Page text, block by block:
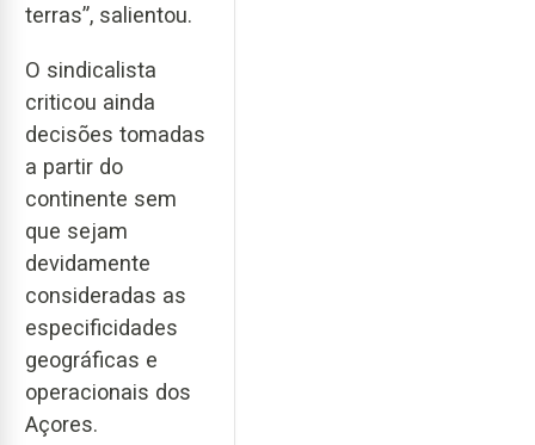
terras”, salientou.
O sindicalista
criticou ainda
decisões tomadas
a partir do
continente sem
que sejam
devidamente
consideradas as
especificidades
geográficas e
operacionais dos
Açores.